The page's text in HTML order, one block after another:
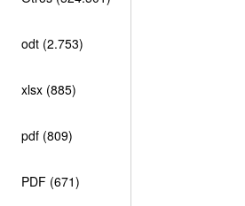
odt (2.753)
xlsx (885)
pdf (809)
PDF (671)